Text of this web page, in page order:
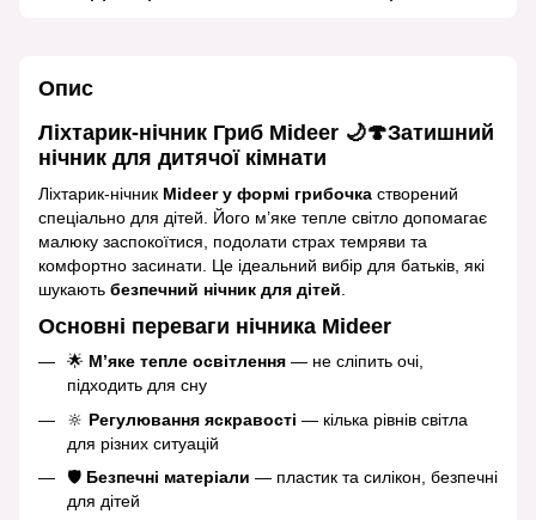
Опис
Ліхтарик-нічник Гриб Mideer 🌙🍄Затишний
нічник для дитячої кімнати
Ліхтарик‑нічник Mideer у формі грибочка створений
спеціально для дітей. Його м’яке тепле світло допомагає
малюку заспокоїтися, подолати страх темряви та
комфортно засинати. Це ідеальний вибір для батьків, які
шукають безпечний нічник для дітей
Основні переваги нічника Mideer
🌟 М’яке тепле освітлення — не сліпить очі,
підходить для сну
🔆 Регулювання яскравості — кілька рівнів світла
для різних ситуацій
🛡️ Безпечні матеріали — пластик та силікон, безпечні
для дітей